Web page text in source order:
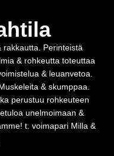
rakkautta. Perinteistä
& rohkeutta toteuttaa
& leuanvetoa.
& skumppaa.
perustuu rohkeuteen
unelmoimaan &
t. voimapari Milla &